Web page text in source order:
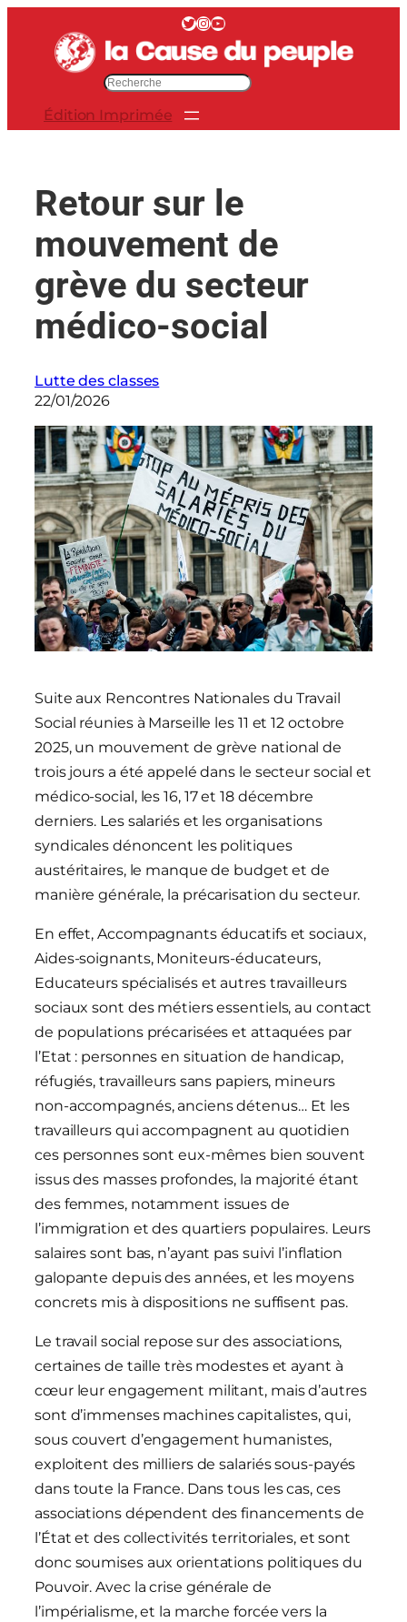
contenu
Twitter InstagramYouTube
e
r
Édition Imprimée
Retour sur le
mouvement de
grève du secteur
médico-social
Lutte des classes
22/01/2026
Suite aux Rencontres Nationales du Travail
Social réunies à Marseille les 11 et 12 octobre
2025, un mouvement de grève national de
trois jours a été appelé dans le secteur social et
médico-social, les 16, 17 et 18 décembre
derniers. Les salariés et les organisations
syndicales dénoncent les politiques
austéritaires, le manque de budget et de
manière générale, la précarisation du secteur.
En effet, Accompagnants éducatifs et sociaux,
Aides-soignants, Moniteurs-éducateurs,
Educateurs spécialisés et autres travailleurs
sociaux sont des métiers essentiels, au contact
de populations précarisées et attaquées par
l’Etat : personnes en situation de handicap,
réfugiés, travailleurs sans papiers, mineurs
non-accompagnés, anciens détenus… Et les
travailleurs qui accompagnent au quotidien
ces personnes sont eux-mêmes bien souvent
issus des masses profondes, la majorité étant
des femmes, notamment issues de
l’immigration et des quartiers populaires. Leurs
salaires sont bas, n’ayant pas suivi l’inflation
galopante depuis des années, et les moyens
concrets mis à dispositions ne suffisent pas.
Le travail social repose sur des associations,
certaines de taille très modestes et ayant à
cœur leur engagement militant, mais d’autres
sont d’immenses machines capitalistes, qui,
sous couvert d’engagement humanistes,
exploitent des milliers de salariés sous-payés
dans toute la France. Dans tous les cas, ces
associations dépendent des financements de
l’État et des collectivités territoriales, et sont
donc soumises aux orientations politiques du
Pouvoir. Avec la crise générale de
l’impérialisme, et la marche forcée vers la